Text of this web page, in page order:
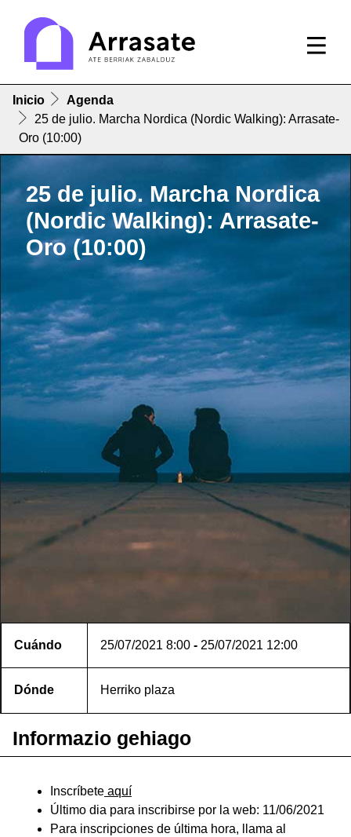
Inicio
Agenda
25 de julio. Marcha Nordica (Nordic Walking): Arrasate-
Oro (10:00)
25 de julio. Marcha Nordica
(Nordic Walking): Arrasate-
Oro (10:00)
Cuándo 25/07/2021 8:00 - 25/07/2021 12:00
Dónde Herriko plaza
Informazio gehiago
Inscríbete aquí
Último dia para inscribirse por la web: 11/06/2021
Para inscripciones de última hora, llama al